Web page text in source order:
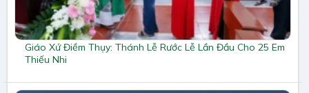
Giáo Xứ Điềm Thụy: Thánh Lễ Rước Lễ Lần Đầu Cho 25 Em
Thiếu Nhi